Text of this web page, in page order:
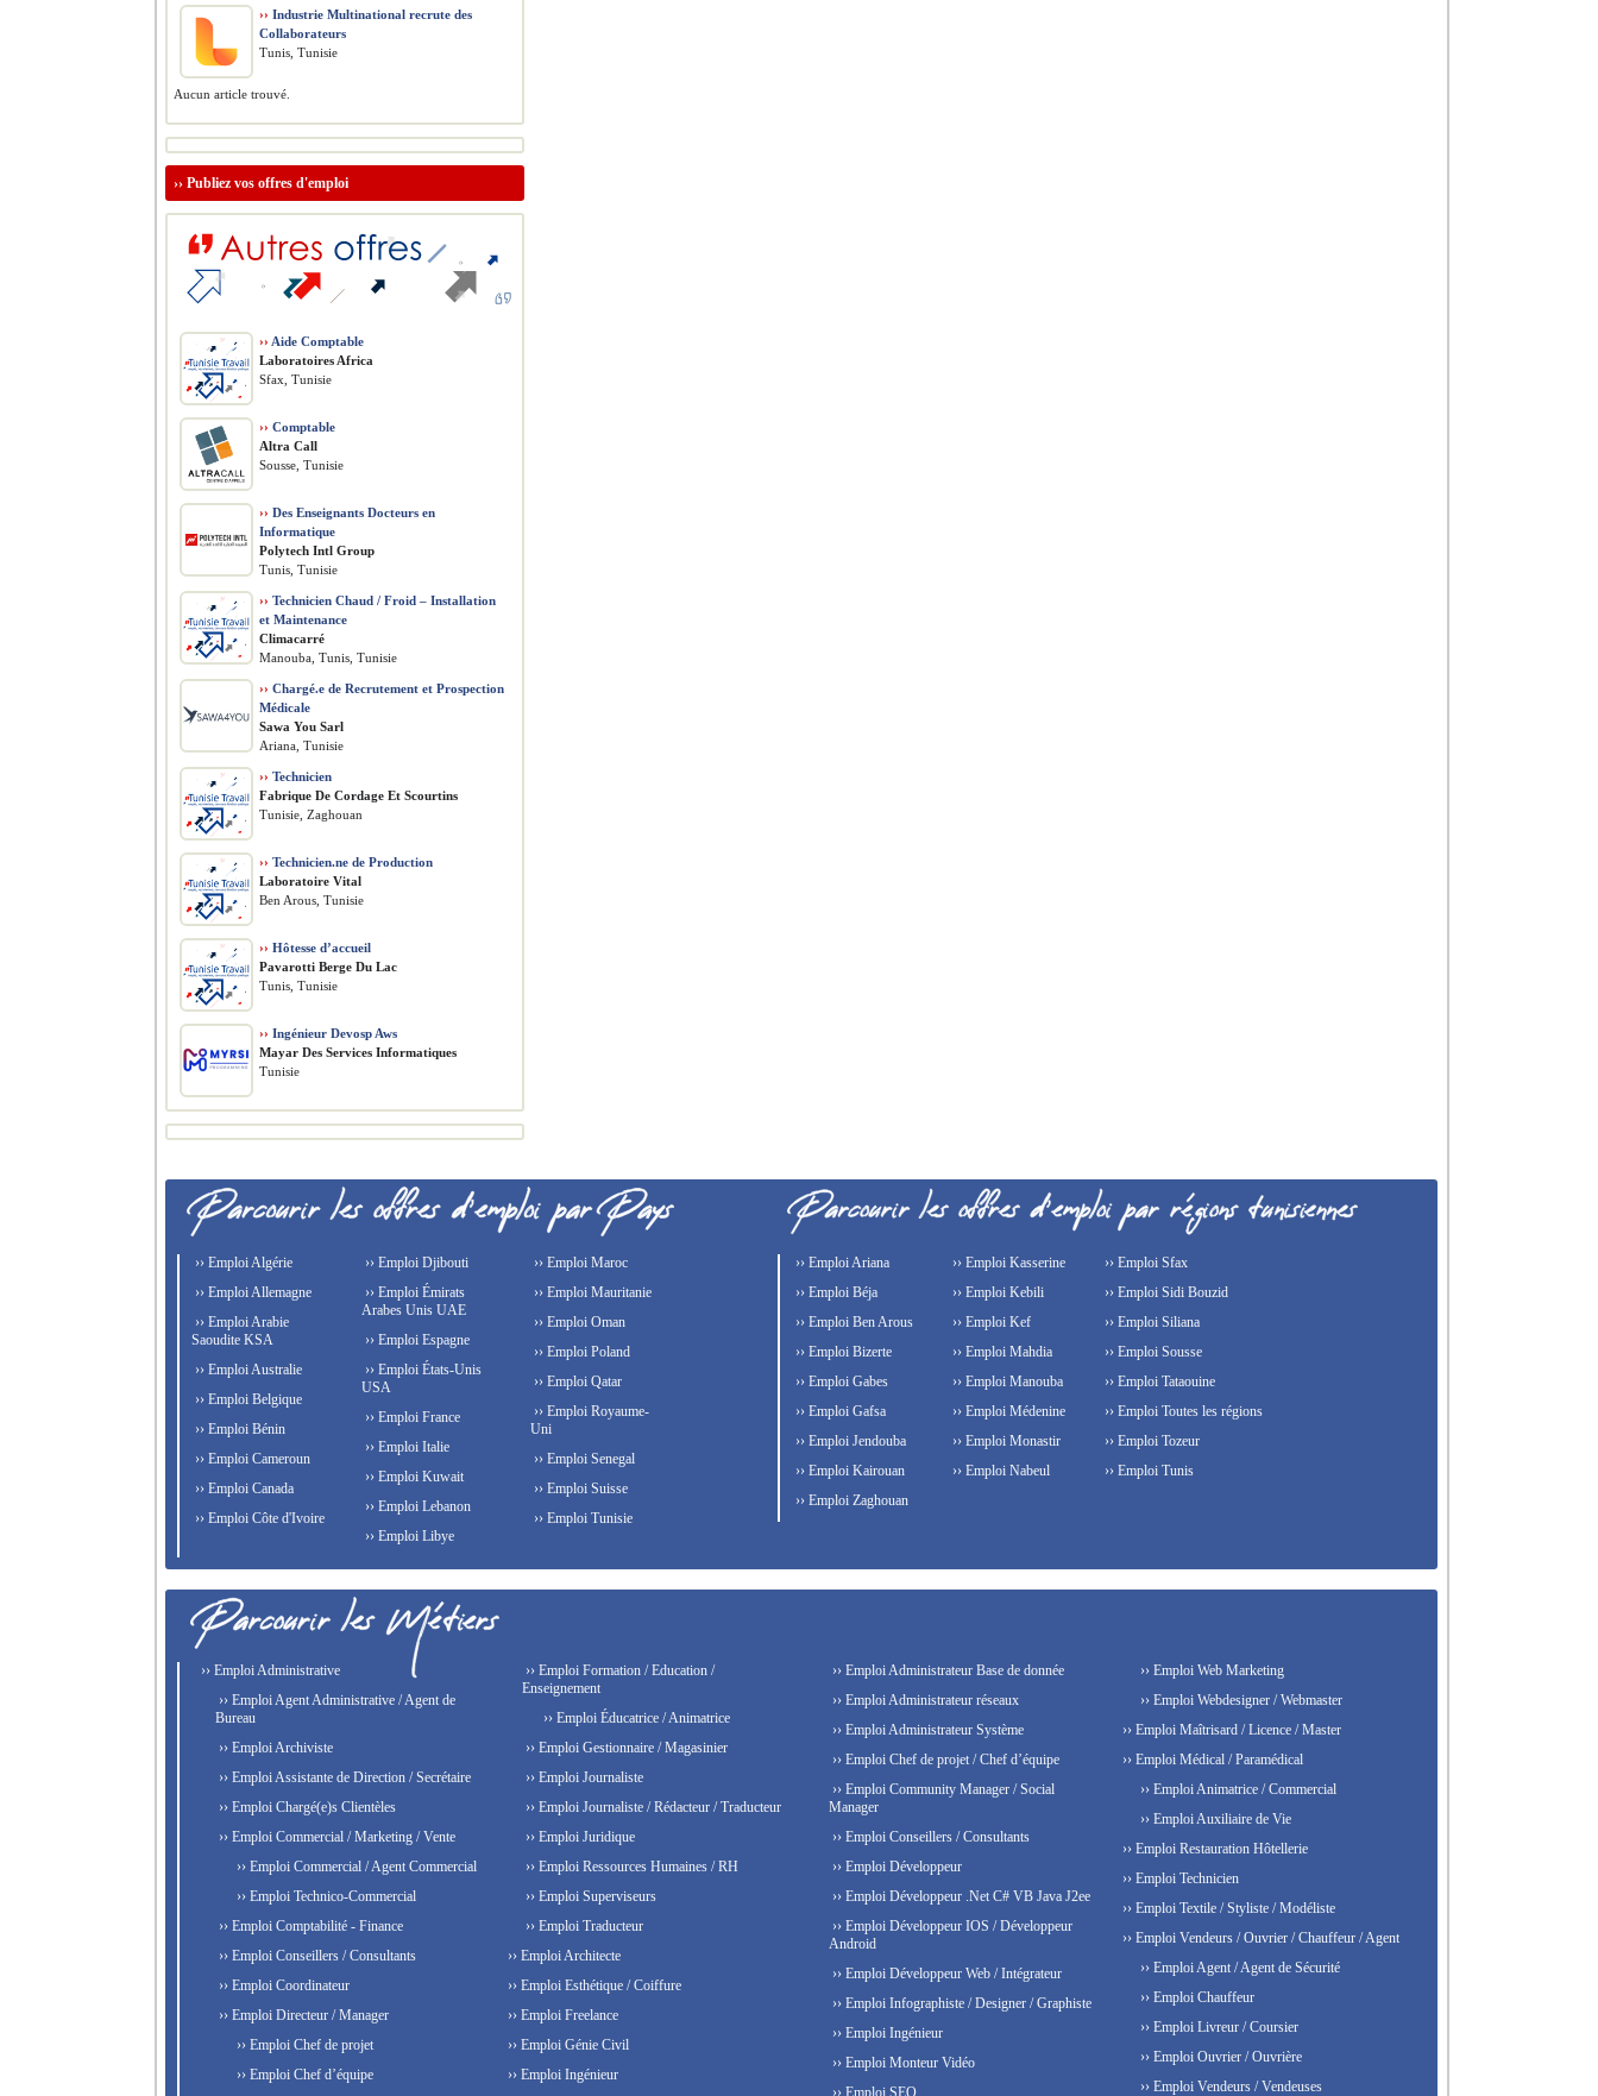
›› Industrie Multinational recrute des
Collaborateurs
Tunis, Tunisie
Aucun article trouvé.
›› Publiez vos offres d'emploi
›› Aide Comptable
Laboratoires Africa
Sfax, Tunisie
›› Comptable
Altra Call
Sousse, Tunisie
›› Des Enseignants Docteurs en
Informatique
Polytech Intl Group
Tunis, Tunisie
›› Technicien Chaud / Froid – Installation
et Maintenance
Climacarré
Manouba, Tunis, Tunisie
›› Chargé.e de Recrutement et Prospection
Médicale
Sawa You Sarl
Ariana, Tunisie
›› Technicien
Fabrique De Cordage Et Scourtins
Tunisie, Zaghouan
›› Technicien.ne de Production
Laboratoire Vital
Ben Arous, Tunisie
›› Hôtesse d’accueil
Pavarotti Berge Du Lac
Tunis, Tunisie
›› Ingénieur Devosp Aws
Mayar Des Services Informatiques
Tunisie
›› Emploi Algérie
›› Emploi Allemagne
›› Emploi Arabie
Saoudite KSA
›› Emploi Australie
›› Emploi Belgique
›› Emploi Bénin
›› Emploi Cameroun
›› Emploi Canada
›› Emploi Côte d'Ivoire
›› Emploi Djibouti
›› Emploi Émirats
Arabes Unis UAE
›› Emploi Espagne
›› Emploi États-Unis
USA
›› Emploi France
›› Emploi Italie
›› Emploi Kuwait
›› Emploi Lebanon
›› Emploi Libye
›› Emploi Maroc
›› Emploi Mauritanie
›› Emploi Oman
›› Emploi Poland
›› Emploi Qatar
›› Emploi Royaume-
Uni
›› Emploi Senegal
›› Emploi Suisse
›› Emploi Tunisie
›› Emploi Ariana
›› Emploi Béja
›› Emploi Ben Arous
›› Emploi Bizerte
›› Emploi Gabes
›› Emploi Gafsa
›› Emploi Jendouba
›› Emploi Kairouan
›› Emploi Kasserine
›› Emploi Kebili
›› Emploi Kef
›› Emploi Mahdia
›› Emploi Manouba
›› Emploi Médenine
›› Emploi Monastir
›› Emploi Nabeul
›› Emploi Sfax
›› Emploi Sidi Bouzid
›› Emploi Siliana
›› Emploi Sousse
›› Emploi Tataouine
›› Emploi Toutes les régions
›› Emploi Tozeur
›› Emploi Tunis
›› Emploi Zaghouan
›› Emploi Administrative
›› Emploi Agent Administrative / Agent de
Bureau
›› Emploi Archiviste
›› Emploi Assistante de Direction / Secrétaire
›› Emploi Chargé(e)s Clientèles
›› Emploi Commercial / Marketing / Vente
›› Emploi Commercial / Agent Commercial
›› Emploi Technico-Commercial
›› Emploi Comptabilité - Finance
›› Emploi Conseillers / Consultants
›› Emploi Coordinateur
›› Emploi Directeur / Manager
›› Emploi Chef de projet
›› Emploi Chef d’équipe
›› Emploi Formation / Education /
Enseignement
›› Emploi Éducatrice / Animatrice
›› Emploi Gestionnaire / Magasinier
›› Emploi Journaliste
›› Emploi Journaliste / Rédacteur / Traducteur
›› Emploi Juridique
›› Emploi Ressources Humaines / RH
›› Emploi Superviseurs
›› Emploi Traducteur
›› Emploi Architecte
›› Emploi Esthétique / Coiffure
›› Emploi Freelance
›› Emploi Génie Civil
›› Emploi Ingénieur
›› Emploi Administrateur Base de donnée
›› Emploi Administrateur réseaux
›› Emploi Administrateur Système
›› Emploi Chef de projet / Chef d’équipe
›› Emploi Community Manager / Social
Manager
›› Emploi Conseillers / Consultants
›› Emploi Développeur
›› Emploi Développeur .Net C# VB Java J2ee
›› Emploi Développeur IOS / Développeur
Android
›› Emploi Développeur Web / Intégrateur
›› Emploi Infographiste / Designer / Graphiste
›› Emploi Ingénieur
›› Emploi Monteur Vidéo
›› Emploi SEO
›› Emploi Web Marketing
›› Emploi Webdesigner / Webmaster
›› Emploi Maîtrisard / Licence / Master
›› Emploi Médical / Paramédical
›› Emploi Animatrice / Commercial
›› Emploi Auxiliaire de Vie
›› Emploi Restauration Hôtellerie
›› Emploi Technicien
›› Emploi Textile / Styliste / Modéliste
›› Emploi Vendeurs / Ouvrier / Chauffeur / Agent
›› Emploi Agent / Agent de Sécurité
›› Emploi Chauffeur
›› Emploi Livreur / Coursier
›› Emploi Ouvrier / Ouvrière
›› Emploi Vendeurs / Vendeuses